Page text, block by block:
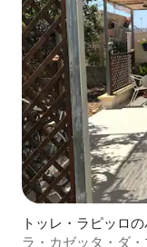
トッレ・ラピッロ
ラ・カゼッタ・ダ